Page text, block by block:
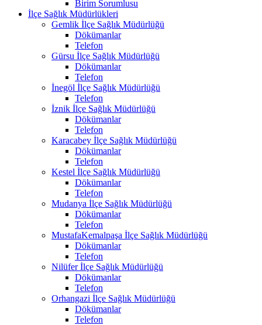
Birim Sorumlusu
İlçe Sağlık Müdürlükleri
Gemlik İlçe Sağlık Müdürlüğü
Dökümanlar
Telefon
Gürsu İlçe Sağlık Müdürlüğü
Dökümanlar
Telefon
İnegöl İlçe Sağlık Müdürlüğü
Telefon
İznik İlçe Sağlık Müdürlüğü
Dökümanlar
Telefon
Karacabey İlçe Sağlık Müdürlüğü
Dökümanlar
Telefon
Kestel İlçe Sağlık Müdürlüğü
Dökümanlar
Telefon
Mudanya İlçe Sağlık Müdürlüğü
Dökümanlar
Telefon
MustafaKemalpaşa İlçe Sağlık Müdürlüğü
Dökümanlar
Telefon
Nilüfer İlçe Sağlık Müdürlüğü
Dökümanlar
Telefon
Orhangazi İlçe Sağlık Müdürlüğü
Dökümanlar
Telefon